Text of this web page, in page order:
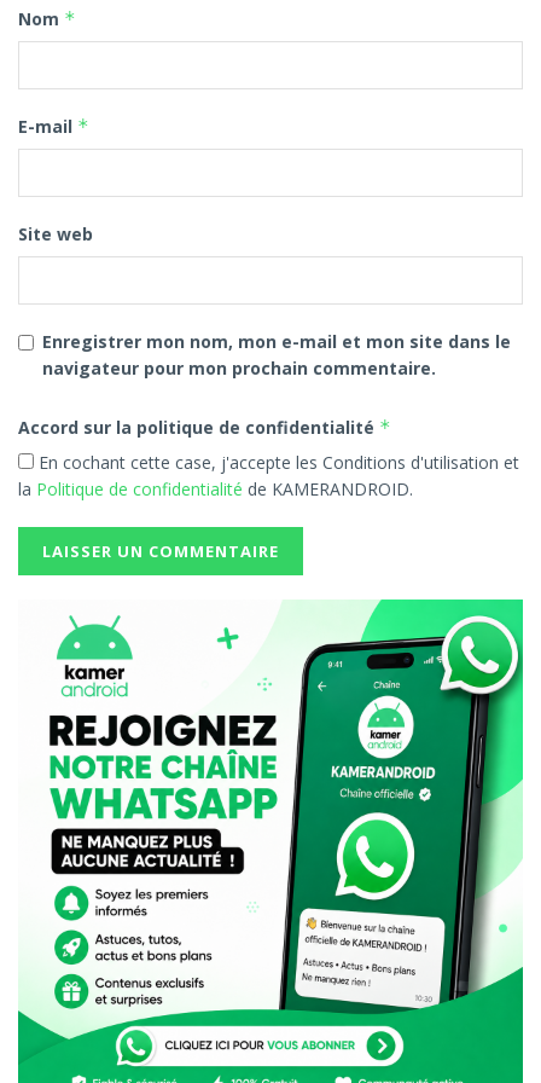
Réactions, débats et commentaires
WhatsApp
Messages et captures d’écran partagés
Archives de « Délire » et commentaires
Instagram
La justice finalement appelée
à la rescousse
Face au blocage, le Tribunal de Première Instance
d’Ekounou a été saisi.
La juridiction a finalement désigné Steve Tafen Dirane
comme organisateur principal des obsèques et
reconnu Tatiana Dirane comme co-organisatrice.
Cette décision a permis de débloquer une situation qui
durait depuis le décès de l’animateur, survenu le 26
mars 2026.
L’inhumation a finalement été programmée à
Bangoulap, son village natal.
⏳ Chronologie de la polémique
Nom *
E-mail *
Site web
Enregistrer mon nom, mon e-mail et mon site dans le
navigateur pour mon prochain commentaire.
Accord sur la politique de confidentialité *
En cochant cette case, j'accepte les Conditions d'utilisation et
la Politique de confidentialité de KAMERANDROID.